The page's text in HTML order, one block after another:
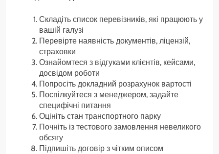
Складіть список перевізників, які працюють у
вашій галузі
Перевірте наявність документів, ліцензій,
страховки
Ознайомтеся з відгуками клієнтів, кейсами,
досвідом роботи
Попросіть докладний розрахунок вартості
Поспілкуйтеся з менеджером, задайте
специфічні питання
Оцініть стан транспортного парку
Почніть із тестового замовлення невеликого
обсягу
Підпишіть договір з чітким описом